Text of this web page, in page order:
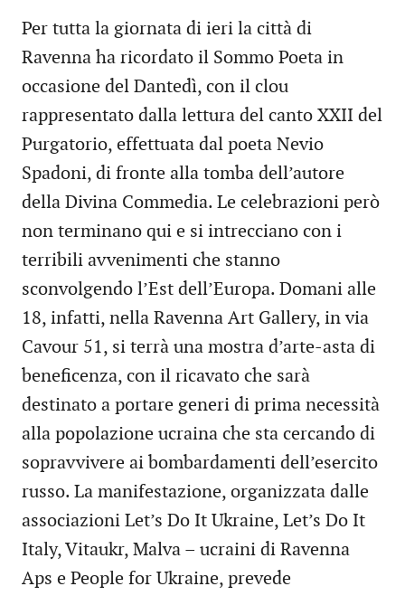
Per tutta la giornata di ieri la città di
Ravenna ha ricordato il Sommo Poeta in
occasione del Dantedì, con il clou
rappresentato dalla lettura del canto XXII del
Purgatorio, effettuata dal poeta Nevio
Spadoni, di fronte alla tomba dell’autore
della Divina Commedia. Le celebrazioni però
non terminano qui e si intrecciano con i
terribili avvenimenti che stanno
sconvolgendo l’Est dell’Europa. Domani alle
18, infatti, nella Ravenna Art Gallery, in via
Cavour 51, si terrà una mostra d’arte-asta di
beneficenza, con il ricavato che sarà
destinato a portare generi di prima necessità
alla popolazione ucraina che sta cercando di
sopravvivere ai bombardamenti dell’esercito
russo. La manifestazione, organizzata dalle
associazioni Let’s Do It Ukraine, Let’s Do It
Italy, Vitaukr, Malva – ucraini di Ravenna
Aps e People for Ukraine, prevede